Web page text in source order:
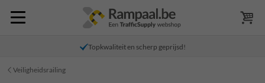
Topkwaliteit en scherp geprijsd!
Veiligheidsrailing